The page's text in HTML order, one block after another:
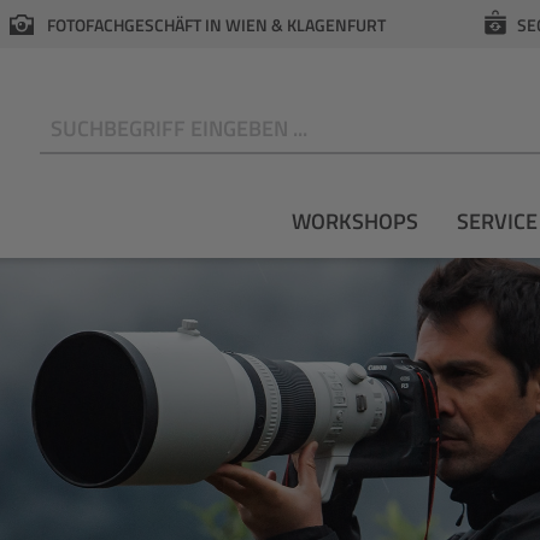
FOTOFACHGESCHÄFT IN WIEN & KLAGENFURT
WORKSHOPS SERVICE